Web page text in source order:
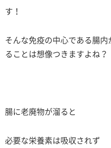
す！
そんな免疫の中心である腸
ることは想像つきますよね？
腸に老廃物が溜ると
必要な栄養素は吸収されず